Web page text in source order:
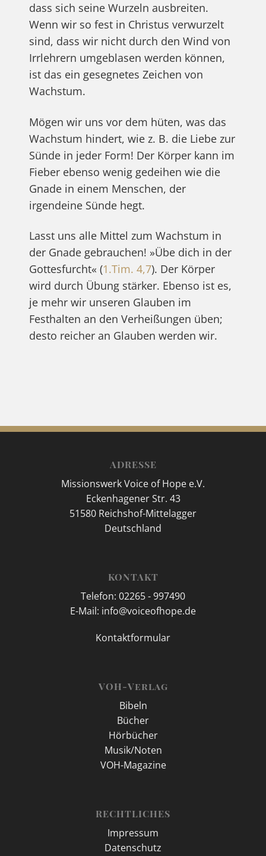
dass sich seine Wurzeln ausbreiten.
Wenn wir so fest in Christus verwurzelt
sind, dass wir nicht durch den Wind von
Irrlehrern umgeblasen werden können,
ist das ein gesegnetes Zeichen von
Wachstum.
Mögen wir uns vor dem hüten, was das
Wachstum hindert, wie z. B. die Liebe zur
Sünde in jeder Form! Der Körper kann im
Fieber ebenso wenig gedeihen wie die
Gnade in einem Menschen, der
irgendeine Sünde hegt.
Lasst uns alle Mittel zum Wachstum in
der Gnade gebrauchen! »Übe dich in der
Gottesfurcht« (1.Tim. 4,7). Der Körper
wird durch Übung stärker. Ebenso ist es,
je mehr wir unseren Glauben im
Festhalten an den Verheißungen üben;
desto reicher an Glauben werden wir.
ADRESSE
Missionswerk Voice of Hope e.V.
Eckenhagener Str. 43
51580 Reichshof-Mittelagger
Deutschland
KONTAKT
Telefon: 02265 - 997490
E-Mail: info@voiceofhope.de
Kontaktformular
VOH-Verlag
Bibeln
Bücher
Hörbücher
Musik/Noten
VOH-Magazine
RECHTLICHES
Impressum
Datenschutz